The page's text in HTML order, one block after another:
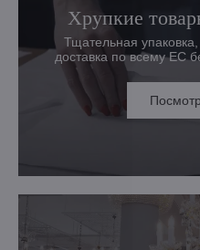
Хрупкие
Тщательная
доставка по всему ЕС